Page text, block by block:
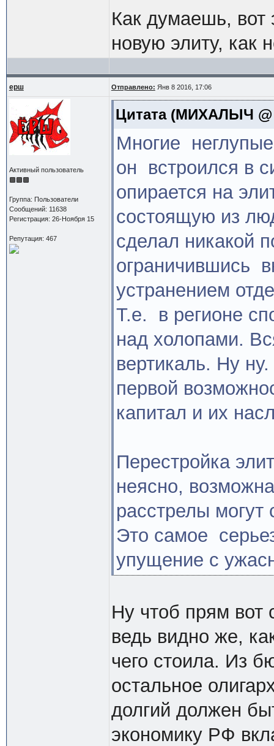
Как думаешь, вот
новую элиту, как
ерш Отправлено: Янв 8 2016, 17:06
Активный пользователь
Группа: Пользователи
Сообщений: 11638
Регистрация: 26-Ноября 15
Репутация: 467
Цитата(МИХАЛЫЧ @
Многие
он встроился в
опирается на
состоящую из
сделал никакой
ограничившись
устранением
Т.е. в регионе
над холопами.
вертикаль. Ну
первой
капитал и их
Перестройка
неясно,
расстрелы могут
Это самое
упущение с
Ну чтоб прям вот
ведь видно же,
чего стоила. Из
остальное
долгий должен
экономику РФ